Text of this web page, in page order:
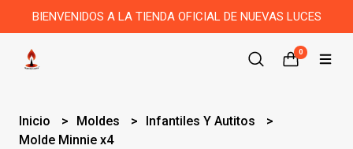
BIENVENIDOS A LA TIENDA OFICIAL DE NUEVAS LUCES
0
Inicio Moldes
Infantiles Y Autitos
Molde Minnie x4